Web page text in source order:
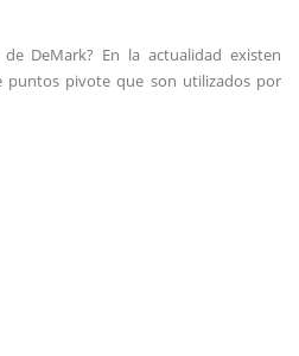
DeMark? En la actualidad existen
puntos pivote que son utilizados por